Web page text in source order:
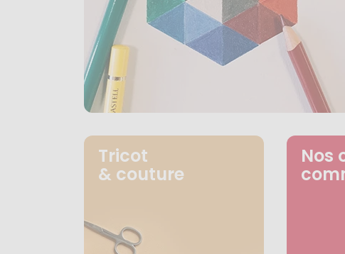
Tricot
& couture
Nos